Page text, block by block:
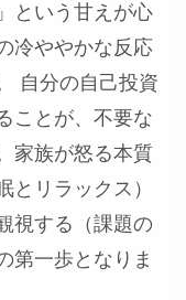
という甘えが心
冷ややかな反応
自分の自己投資
ことが、不要な
家族が怒る本質
とリラックス）
視する（課題の
第一歩となりま